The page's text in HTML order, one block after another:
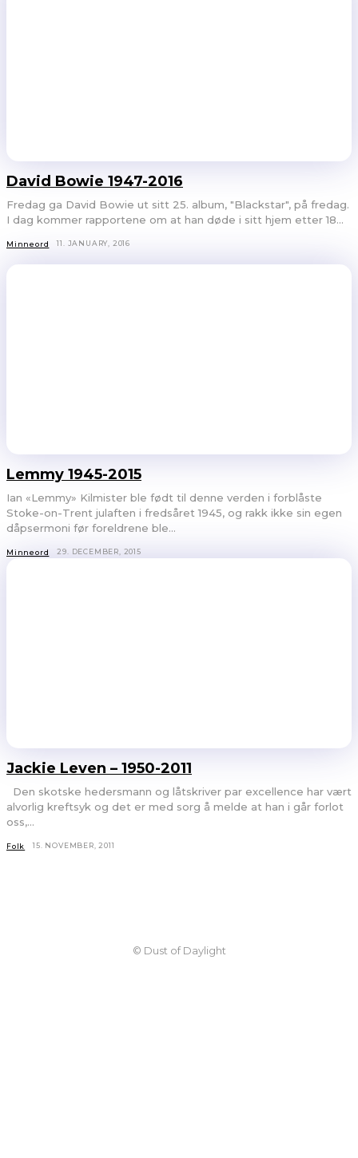
David Bowie 1947-2016
Fredag ga David Bowie ut sitt 25. album, "Blackstar", på fredag.
I dag kommer rapportene om at han døde i sitt hjem etter 18...
Minneord 11. JANUARY, 2016
Lemmy 1945-2015
Ian «Lemmy» Kilmister ble født til denne verden i forblåste
Stoke-on-Trent julaften i fredsåret 1945, og rakk ikke sin egen
dåpsermoni før foreldrene ble...
Minneord 29. DECEMBER, 2015
Jackie Leven – 1950-2011
alvorlig kreftsyk og det er med sorg å melde at han i går forlot
oss,...
Folk 15. NOVEMBER, 2011
© Dust of Daylight